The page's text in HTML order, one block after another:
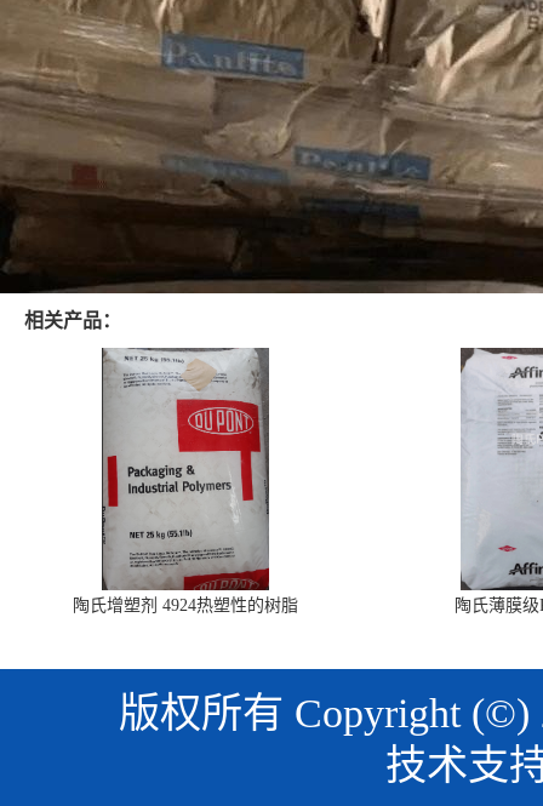
相关产品：
陶氏增塑剂 4924热塑性的树脂 陶氏薄膜级
版权所有 Copyright
技术支